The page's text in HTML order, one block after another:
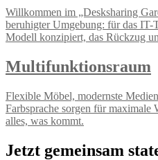
Willkommen im „Desksharing
beruhigter Umgebung: für das IT-
Modell konzipiert, das Rückzug
Multifunktionsraum
Flexible Möbel, modernste
Farbsprache sorgen für
alles, was kommt.
Jetzt gemeinsam